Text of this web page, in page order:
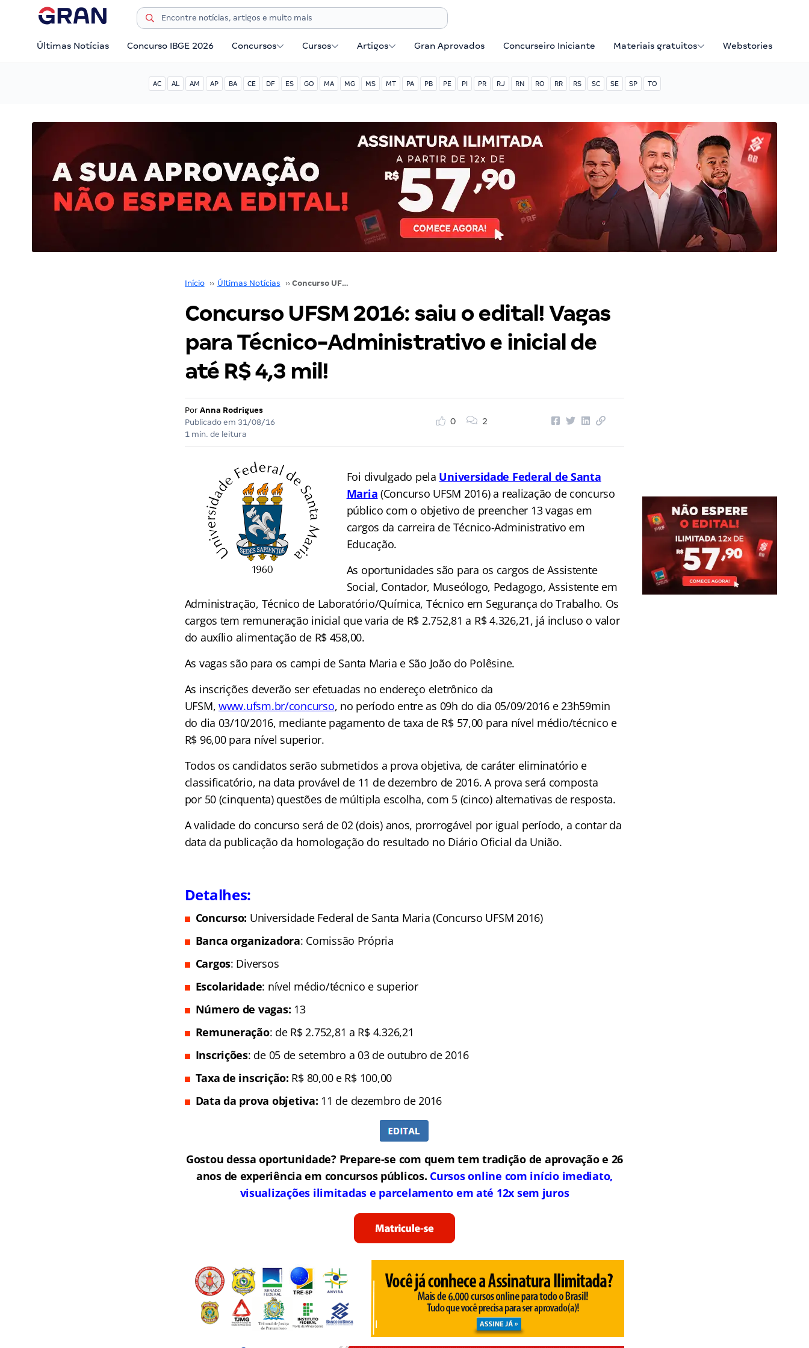
Últimas Notícias Concurso IBGE 2026 Concursos Cursos Artigos Gran Aprovados Concurseiro Iniciante Materiais gratuitos Webstories
AC AL AM AP BA CE DF ES GO MA MG MS MT PA PB PE PI PR RJ RN RO RR RS SC SE SP TO
Início ›› Últimas Notícias ›› Concurso UFSM 2016: saiu o edital! Vagas para Técnico-Administrativo e inicial de até R$ 4,3 mil!
Concurso UFSM 2016: saiu o edital! Vagas
para Técnico-Administrativo e inicial de
até R$ 4,3 mil!
Por Anna Rodrigues
Publicado em 31/08/16
1 min. de leitura
0 2
Foi divulgado pela Universidade Federal de Santa
Maria (Concurso UFSM 2016) a realização de concurso
público com o objetivo de preencher 13 vagas em
cargos da carreira de Técnico-Administrativo em
Educação.
As oportunidades são para os cargos de Assistente
Social, Contador, Museólogo, Pedagogo, Assistente em
Administração, Técnico de Laboratório/Química, Técnico em Segurança do Trabalho. Os
cargos tem remuneração inicial que varia de R$ 2.752,81 a R$ 4.326,21, já incluso o valor
do auxílio alimentação de R$ 458,00.
As vagas são para os campi de Santa Maria e São João do Polêsine.
As inscrições deverão ser efetuadas no endereço eletrônico da
UFSM, www.ufsm.br/concurso, no período entre as 09h do dia 05/09/2016 e 23h59min
do dia 03/10/2016, mediante pagamento de taxa de R$ 57,00 para nível médio/técnico e
R$ 96,00 para nível superior.
Todos os candidatos serão submetidos a prova objetiva, de caráter eliminatório e
classificatório, na data provável de 11 de dezembro de 2016. A prova será composta
por 50 (cinquenta) questões de múltipla escolha, com 5 (cinco) alternativas de resposta.
A validade do concurso será de 02 (dois) anos, prorrogável por igual período, a contar da
data da publicação da homologação do resultado no Diário Oficial da União.
Detalhes:
Concurso: Universidade Federal de Santa Maria (Concurso UFSM 2016)
Banca organizadora: Comissão Própria
Cargos: Diversos
Escolaridade: nível médio/técnico e superior
Número de vagas: 13
Remuneração: de R$ 2.752,81 a R$ 4.326,21
Inscrições: de 05 de setembro a 03 de outubro de 2016
Taxa de inscrição: R$ 80,00 e R$ 100,00
Data da prova objetiva: 11 de dezembro de 2016
Gostou dessa oportunidade? Prepare-se com quem tem tradição de aprovação e 26
anos de experiência em concursos públicos. Cursos online com início imediato,
visualizações ilimitadas e parcelamento em até 12x sem juros